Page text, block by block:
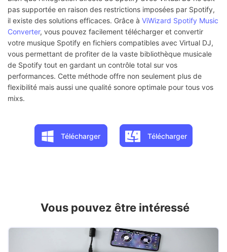
pas supportée en raison des restrictions imposées par Spotify,
il existe des solutions efficaces. Grâce à ViWizard Spotify Music
Converter, vous pouvez facilement télécharger et convertir
votre musique Spotify en fichiers compatibles avec Virtual DJ,
vous permettant de profiter de la vaste bibliothèque musicale
de Spotify tout en gardant un contrôle total sur vos
performances. Cette méthode offre non seulement plus de
flexibilité mais aussi une qualité sonore optimale pour tous vos
mixs.
Télécharger Télécharger
Vous pouvez être intéressé